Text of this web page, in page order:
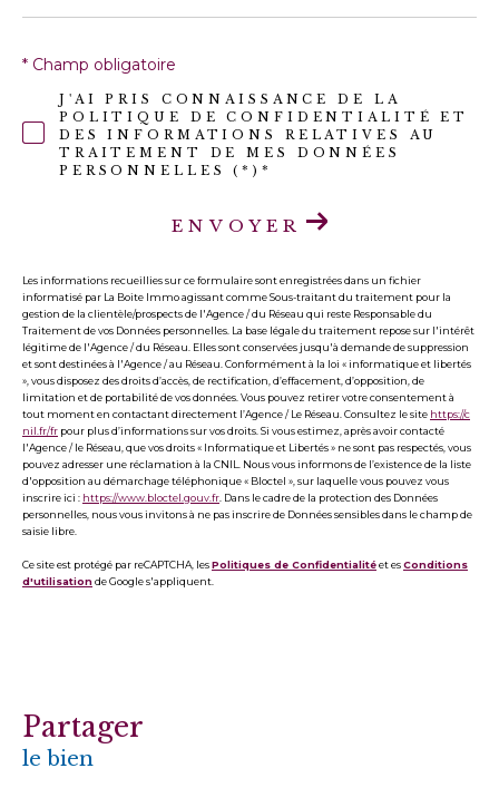
J'AI PRIS CONNAISSANCE DE LA
POLITIQUE DE CONFIDENTIALITÉ ET
DES INFORMATIONS RELATIVES AU
TRAITEMENT DE MES DONNÉES
PERSONNELLES (*)*
* Champ obligatoire
ENVOYER
Les informations recueillies sur ce formulaire sont enregistrées dans un fichier
informatisé par La Boite Immo agissant comme Sous-traitant du traitement pour la
gestion de la clientèle/prospects de l'Agence / du Réseau qui reste Responsable du
Traitement de vos Données personnelles. La base légale du traitement repose sur l'intérêt
légitime de l'Agence / du Réseau. Elles sont conservées jusqu'à demande de suppression
et sont destinées à l'Agence / au Réseau. Conformément à la loi « informatique et libertés
», vous disposez des droits d’accès, de rectification, d’effacement, d’opposition, de
limitation et de portabilité de vos données. Vous pouvez retirer votre consentement à
tout moment en contactant directement l’Agence / Le Réseau. Consultez le site https://c
nil.fr/fr pour plus d’informations sur vos droits. Si vous estimez, après avoir contacté
l'Agence / le Réseau, que vos droits « Informatique et Libertés » ne sont pas respectés, vous
pouvez adresser une réclamation à la CNIL. Nous vous informons de l’existence de la liste
d'opposition au démarchage téléphonique « Bloctel », sur laquelle vous pouvez vous
inscrire ici : https://www.bloctel.gouv.fr . Dans le cadre de la protection des Données
personnelles, nous vous invitons à ne pas inscrire de Données sensibles dans le champ de
saisie libre.
Ce site est protégé par reCAPTCHA, lesPolitiques de Confidentialitéet esConditions
d'utilisationde Google s'appliquent.
partager
le bien